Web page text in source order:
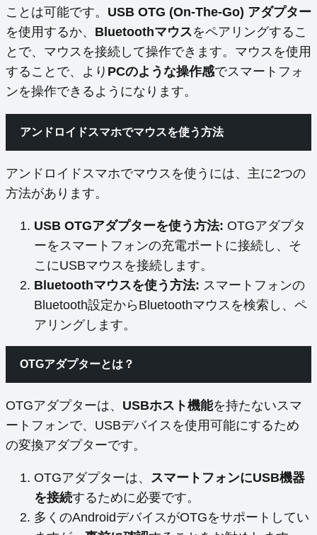
ことは可能です。 USB OTG (On-The-Go) アダプター
を使用するか、 Bluetoothマウスをペアリングするこ
とで、マウスを接続して操作できます。マウスを使用
することで、より PCのような操作感でスマートフォ
ンを操作できるようになります。
アンドロイドスマホでマウスを使う方法
アンドロイドスマホでマウスを使うには、主に2つの
方法があります。
USB OTGアダプターを使う方法: OTGアダプタ
ーをスマートフォンの充電ポートに接続し、そ
こにUSBマウスを接続します。
Bluetoothマウスを使う方法: スマートフォンの
Bluetooth設定からBluetoothマウスを検索し、ペ
アリングします。
OTGアダプターとは？
OTGアダプターは、 USBホスト機能を持たないスマ
ートフォンで、USBデバイスを使用可能にするため
の変換アダプターです。
OTGアダプターは、 スマートフォンにUSB機器
を接続するために必要です。
多くのAndroidデバイスがOTGをサポートしてい